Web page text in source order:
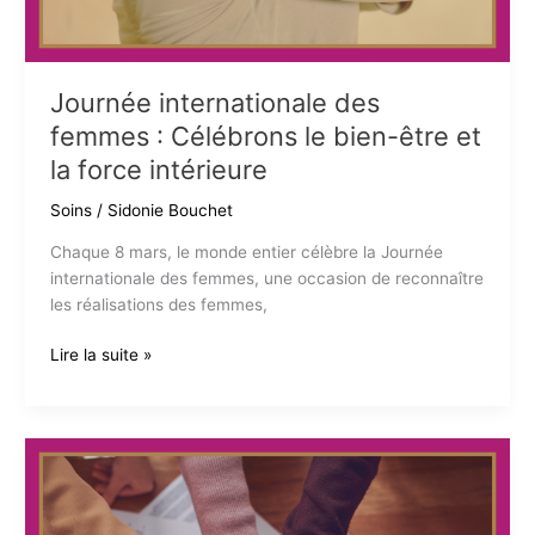
Journée internationale des
femmes : Célébrons le bien-être et
la force intérieure
Soins/ Sidonie Bouchet
Chaque 8 mars, le monde entier célèbre la Journée
internationale des femmes, une occasion de reconnaître
les réalisations des femmes,
Journée
:
Célébrons
Lire la suite »